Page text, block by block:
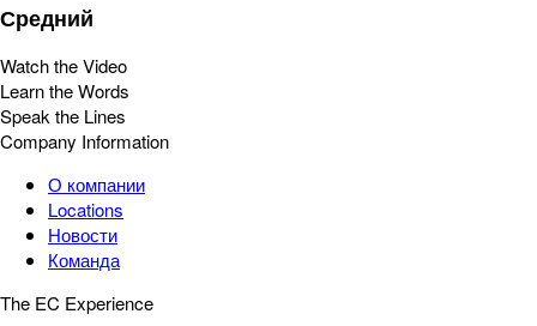
Средний
Watch the Video
Learn the Words
Speak the Lines
Company Information
О компании
Locations
Новости
Команда
The EC Experience